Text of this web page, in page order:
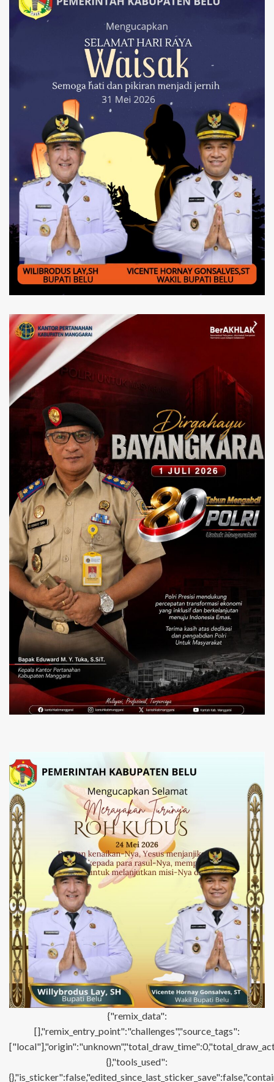
{"remix_data":
[],"remix_entry_point":"challenges","source_tags":
{},"tools_used":